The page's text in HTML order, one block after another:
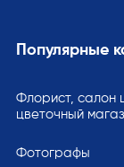
Популярные
Флорист, салон
цветочный
Фотографы